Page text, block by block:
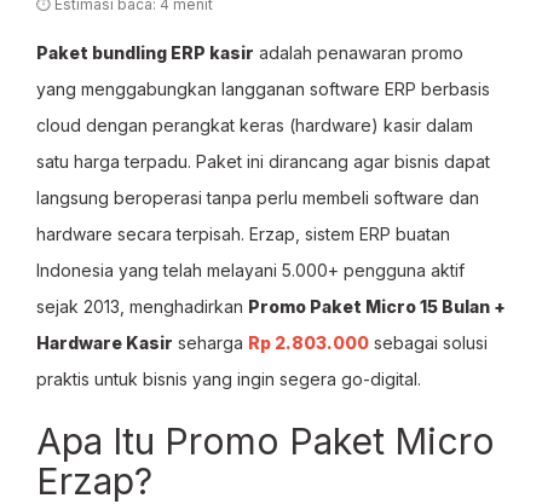
⏱ Estimasi baca: 4 menit
Paket bundling ERP kasir adalah penawaran promo
yang menggabungkan langganan software ERP berbasis
cloud dengan perangkat keras (hardware) kasir dalam
satu harga terpadu. Paket ini dirancang agar bisnis dapat
langsung beroperasi tanpa perlu membeli software dan
hardware secara terpisah. Erzap, sistem ERP buatan
Indonesia yang telah melayani 5.000+ pengguna aktif
sejak 2013, menghadirkan Promo Paket Micro 15 Bulan +
Hardware Kasir seharga Rp 2.803.000 sebagai solusi
praktis untuk bisnis yang ingin segera go-digital.
Apa Itu Promo Paket Micro
Erzap?